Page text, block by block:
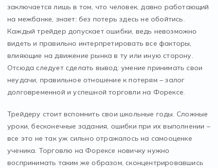
заключается лишь в том, что человек, давно работающий
на межбанке, знает: без потерь здесь не обойтись.
Каждый трейдер допускает ошибки, ведь невозможно
видеть и правильно интерпретировать все факторы,
влияющие на движение рынка в ту или иную сторону.
Отсюда следует сделать вывод: умение принимать свои
неудачи, правильное отношение к потерям – залог
долговременной и успешной торговли на Форексе.
Трейдеру стоит вспомнить свои школьные годы. Сложные
уроки, бесконечные задания, ошибки при их выполнении –
все это не так уж сильно отражалось на самооценке
ученика. Торговлю на Форексе новичку нужно
воспринимать таким же образом, сконцентрировавшись